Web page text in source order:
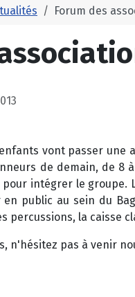
Forum des
vont passer une
de demain, de 8
intégrer le groupe.
public au sein du
percussions, la caisse
n'hésitez pas à venir